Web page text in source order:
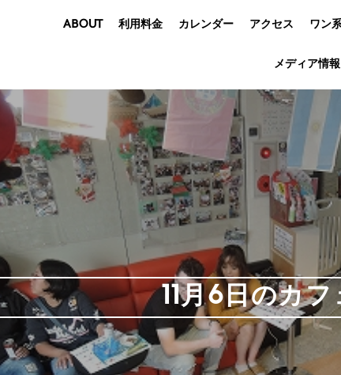
ABOUT 利用料金 カレンダー アクセス ワン
メディア情報
11月6日のカ